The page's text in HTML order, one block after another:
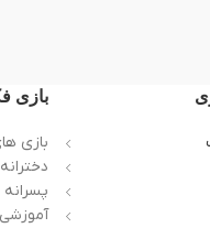
بازی
بازی
دخترانه
پسرانه
آموزشی